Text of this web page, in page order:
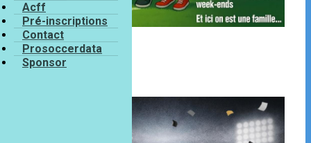
Acff
Pré-inscriptions
Contact
Prosoccerdata
Sponsor